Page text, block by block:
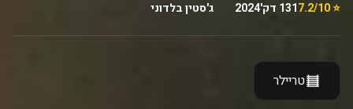
⭐ 7.2/10 131 דק' 2024 ג'סטין בלדוני
טריילר